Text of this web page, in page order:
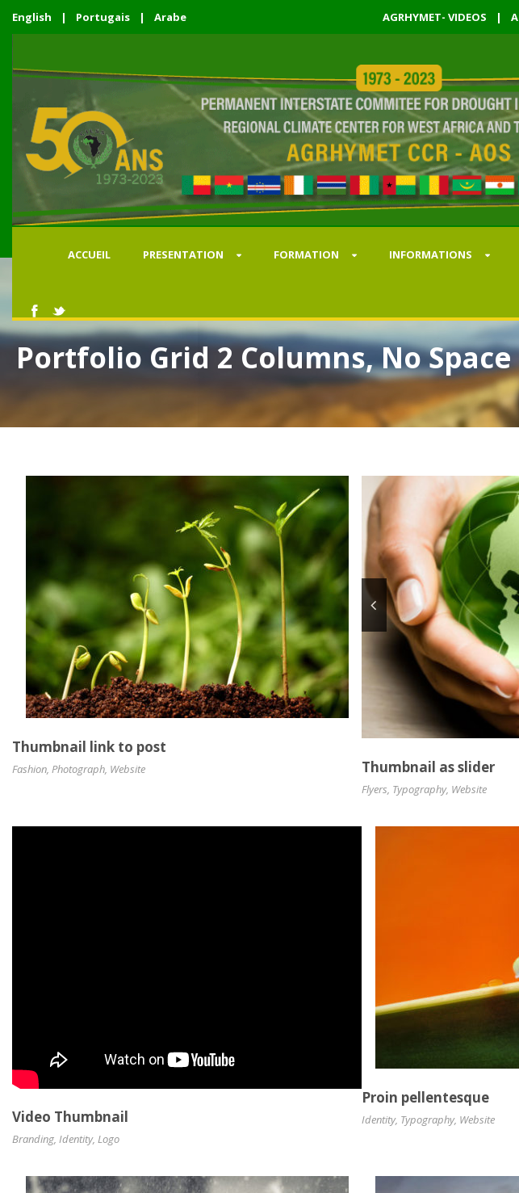
English | Portugais | Arabe AGRHYMET- VIDEOS |
ACCUEIL PRESENTATION FORMATION INFORMATIONS
Portfolio Grid 2 Columns, No Space
Thumbnail link to post
Fashion, Photograph, Website Thumbnail as slider
Flyers Typography, Website
Video Thumbnail
Branding, Identity, Logo
Proin pellentesque
Identity, Typography, Website